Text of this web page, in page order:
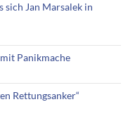
sich Jan Marsalek in
Panikmache
Rettungsanker“